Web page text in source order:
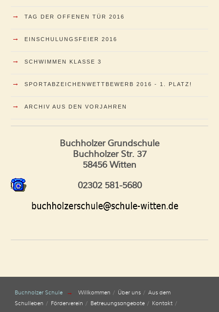
→ TAG DER OFFENEN TÜR 2016
→ EINSCHULUNGSFEIER 2016
→ SCHWIMMEN KLASSE 3
→ SPORTABZEICHENWETTBEWERB 2016 - 1. PLATZ!
→ ARCHIV AUS DEN VORJAHREN
Buchholzer Grundschule
Buchholzer Str. 37
58456 Witten
02302 581-5680
Buchholzer Schule → Willkommen Über uns
Aus dem
Schulleben
Förderverein Betreuungsangebote
Kontakt